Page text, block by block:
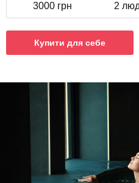
3000 грн 2
Купити для себе